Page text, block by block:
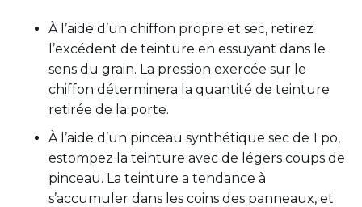
À l’aide d’un chiffon propre et sec, retirez
l’excédent de teinture en essuyant dans le
sens du grain. La pression exercée sur le
chiffon déterminera la quantité de teinture
retirée de la porte.
À l’aide d’un pinceau synthétique sec de 1 po,
estompez la teinture avec de légers coups de
pinceau. La teinture a tendance à
s’accumuler dans les coins des panneaux, et